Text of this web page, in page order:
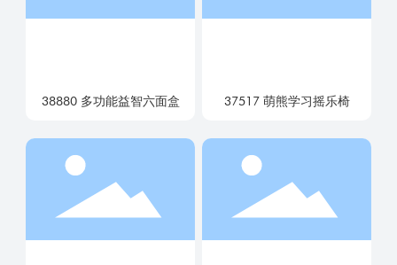
38880 多功能益智六面盒 37517 萌熊学习摇乐椅